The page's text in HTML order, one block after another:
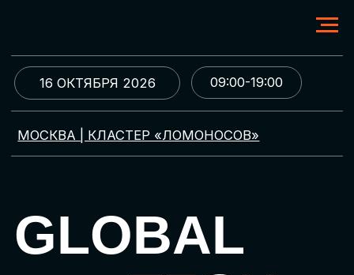
МОСКВА | КЛАСТЕР «ЛОМОНОСОВ»
GLOBAL
TECH
FORUM
09:00-19:00
16 ОКТЯБРЯ 2026